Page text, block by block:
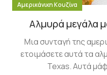
Αμερικάνικη Κουζίνα
Αλμυρά μεγάλα
Μια συνταγή της
ετοιμάσετε αυτά τα
Texas. Αυτά